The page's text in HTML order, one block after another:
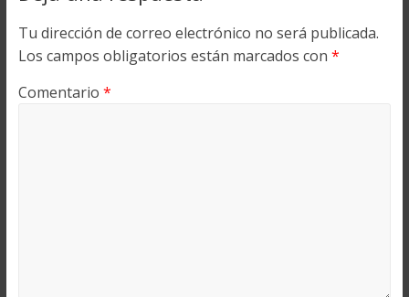
Tu dirección de correo electrónico no será publicada.
Los campos obligatorios están marcados con *
Comentario *